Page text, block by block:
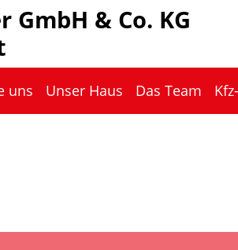
& Co. KG
uns Unser Haus Das Team